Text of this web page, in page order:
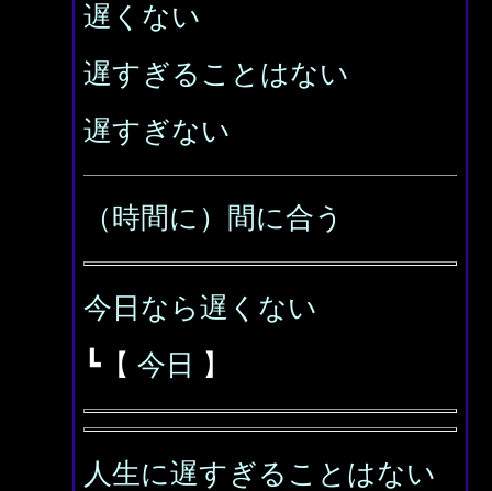
遅くない
遅すぎることはない
遅すぎない
（時間に）間に合う
今日なら遅くない
┗【 今日 】
人生に遅すぎることはない